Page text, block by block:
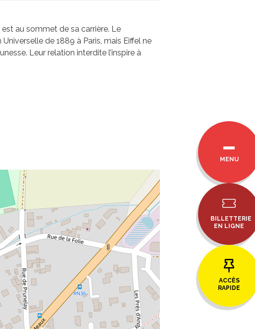
au sommet de sa carrière. Le
de 1889 à Paris, mais Eiffel ne
Leur relation interdite l’inspire à
MENU
BILLETTERIE
EN LIGNE
ACCÈS
RAPIDE